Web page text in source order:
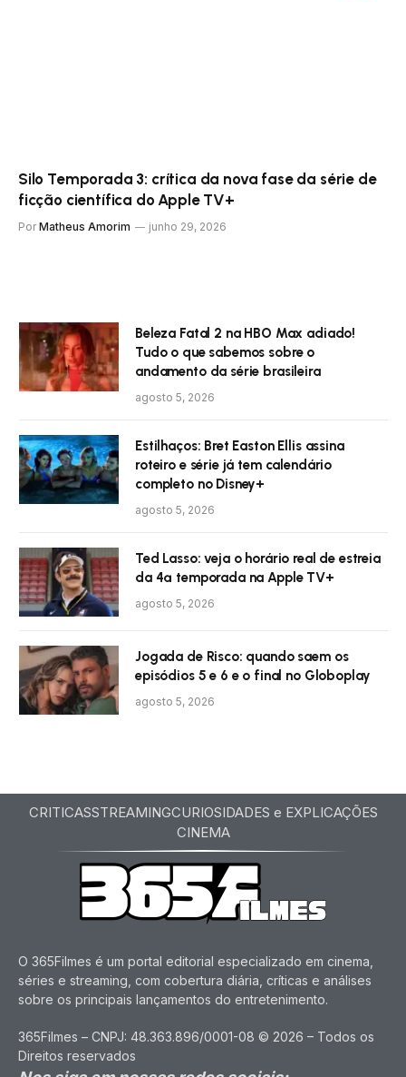
Silo Temporada 3: crítica da nova fase da série de
ficção científica do Apple TV+
Por Matheus Amorim junho 29, 2026
Beleza Fatal 2 na HBO Max adiado!
Tudo o que sabemos sobre o
andamento da série brasileira
agosto 5, 2026
Estilhaços: Bret Easton Ellis assina
roteiro e série já tem calendário
completo no Disney+
agosto 5, 2026
Ted Lasso: veja o horário real de estreia
da 4ª temporada na Apple TV+
agosto 5, 2026
Jogada de Risco: quando saem os
episódios 5 e 6 e o final no Globoplay
agosto 5, 2026
CRITICASSTREAMINGCURIOSIDADES e EXPLICAÇÕES
CINEMA
O 365Filmes é um portal editorial especializado em cinema,
séries e streaming, com cobertura diária, críticas e análises
sobre os principais lançamentos do entretenimento.
365Filmes – CNPJ: 48.363.896/0001-08 © 2026 – Todos os
Direitos reservados